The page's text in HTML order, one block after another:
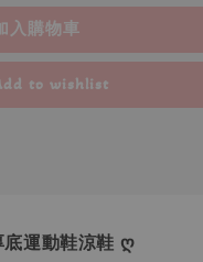
入購物車
to wishlist
底運動鞋涼鞋 ღ